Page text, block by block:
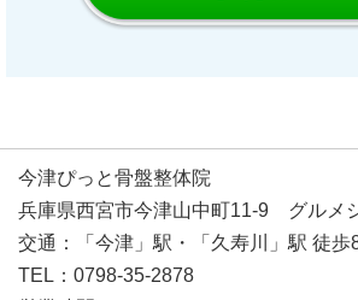
今津ぴっと骨盤整体院
兵庫県西宮市今津山中町11-9 グルメ
交通：「今津」駅・「久寿川」駅 徒歩
TEL：0798-35-2878